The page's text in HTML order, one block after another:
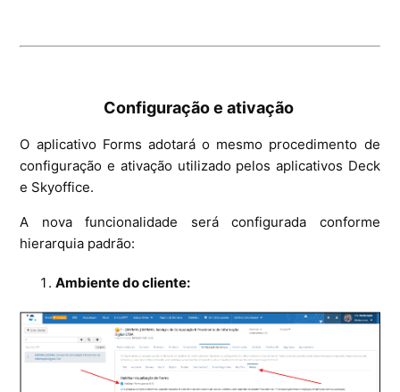
Configuração e ativação
O aplicativo Forms adotará o mesmo procedimento de
configuração e ativação utilizado pelos aplicativos Deck
e Skyoffice.
A nova funcionalidade será configurada conforme
hierarquia padrão:
Ambiente do cliente: